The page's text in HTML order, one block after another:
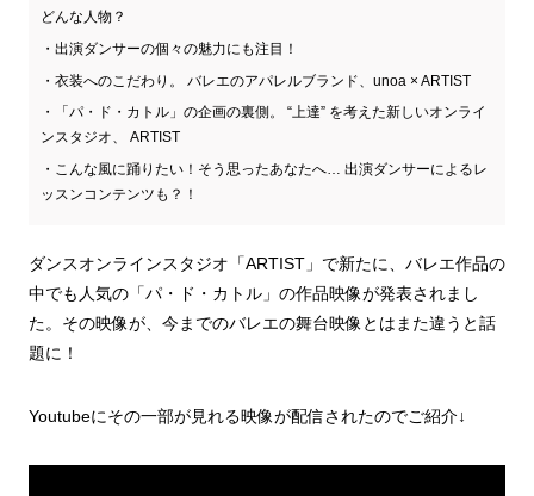
どんな人物？
出演ダンサーの個々の魅力にも注目！
衣装へのこだわり。 バレエのアパレルブランド、unoa × ARTIST
「パ・ド・カトル」の企画の裏側。 “上達” を考えた新しいオンライ
ンスタジオ、 ARTIST
こんな風に踊りたい！そう思ったあなたへ… 出演ダンサーによるレ
ッスンコンテンツも？！
ダンスオンラインスタジオ「ARTIST」で新たに、バレエ作品の
中でも人気の「パ・ド・カトル」の作品映像が発表されまし
た。その映像が、今までのバレエの舞台映像とはまた違うと話
題に！
Youtubeにその一部が見れる映像が配信されたのでご紹介↓